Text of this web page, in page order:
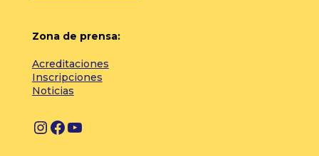
Zona de prensa:
Acreditaciones
Inscripciones
Noticias
I
F Y